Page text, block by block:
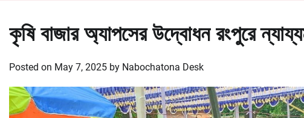
কৃষি বাজার অ্যাপসের উদ্বোধন রংপুরে
Posted on May 7, 2025 by Nabochatona Desk